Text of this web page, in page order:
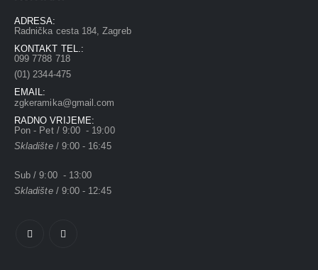
ADRESA:
Radnička cesta 184, Zagreb
KONTAKT TEL.:
099 7788 718
(01) 2344-475
EMAIL:
zgkeramika@gmail.com
RADNO VRIJEME:
Pon - Pet / 9:00 - 19:00
Skladište/ 9:00 - 16:45
Sub / 9:00 - 13:00
Skladište/ 9:00 - 12:45